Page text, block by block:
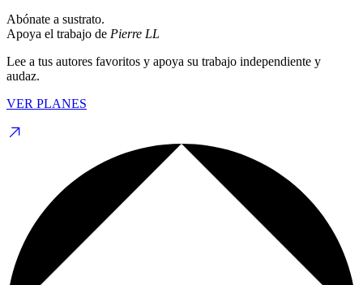
Abónate a sustrato.
Apoya el trabajo de Pierre LL
Lee a tus autores favoritos y apoya su trabajo independiente y
audaz.
VER PLANES